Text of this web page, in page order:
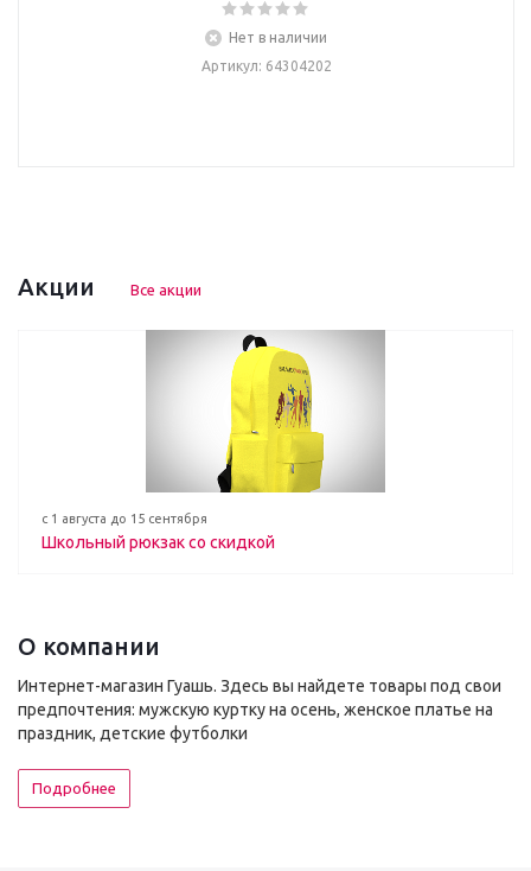
Нет в наличии
Артикул: 64304202
Акции Все акции
с 1 августа до 15 сентября
Школьный рюкзак со скидкой
О компании
Интернет-магазин Гуашь. Здесь вы найдете товары под свои
предпочтения: мужскую куртку на осень, женское платье на
праздник, детские футболки
Подробнее